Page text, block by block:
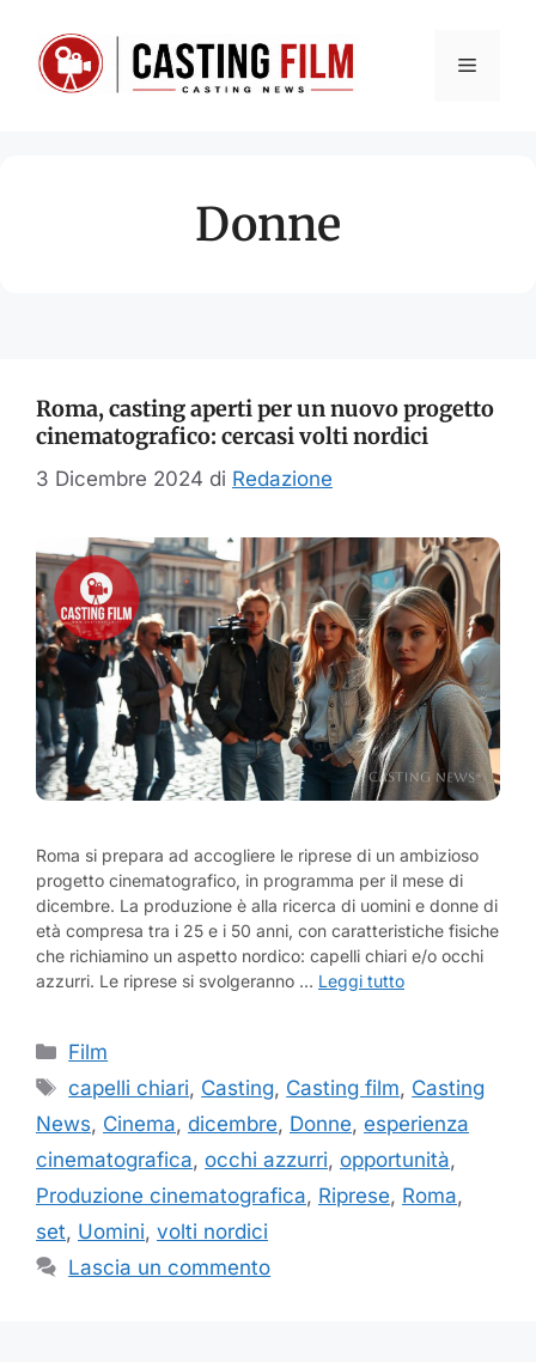
contenuto
Menu
Donne
Roma, casting aperti per un nuovo progetto
cinematografico: cercasi volti nordici
3 Dicembre 2024 di Redazione
Roma si prepara ad accogliere le riprese di un ambizioso
progetto cinematografico, in programma per il mese di
dicembre. La produzione è alla ricerca di uomini e donne di
età compresa tra i 25 e i 50 anni, con caratteristiche fisiche
che richiamino un aspetto nordico: capelli chiari e/o occhi
azzurri. Le riprese si svolgeranno … Leggi tutto
Categorie
Film
Tag
capelli chiari, Casting, Casting film, Casting
News, Cinema, dicembre, Donne, esperienza
cinematografica, occhi azzurri, opportunità,
Produzione cinematografica, Riprese, Roma,
set, Uomini, volti nordici
Lascia un commento